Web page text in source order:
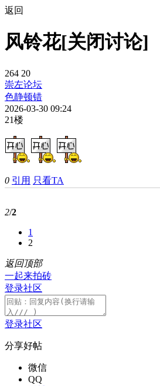
返回
风铃花[关闭讨论]
264 20
崇左论坛
色静顿错
2026-03-30 09:24
21楼
0 引用 只看TA
2/2
1
2
返回顶部
一起来拍砖
登录社区
登录社区
分享好帖
微信
QQ